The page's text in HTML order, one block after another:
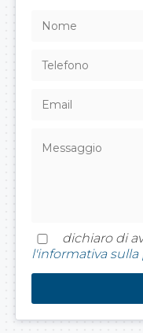
dichiaro di
l'informativa sulla